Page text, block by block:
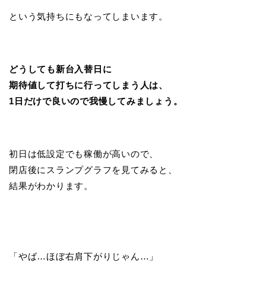
という気持ちにもなってしまいます。
どうしても新台入替日に
期待値して打ちに行ってしまう人は、
1日だけで良いので我慢してみましょう。
初日は低設定でも稼働が高いので、
閉店後にスランプグラフを見てみると、
結果がわかります。
「やば…ほぼ右肩下がりじゃん…」